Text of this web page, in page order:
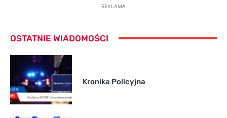
REKLAMA
OSTATNIE WIADOMOŚCI
Kronika Policyjna